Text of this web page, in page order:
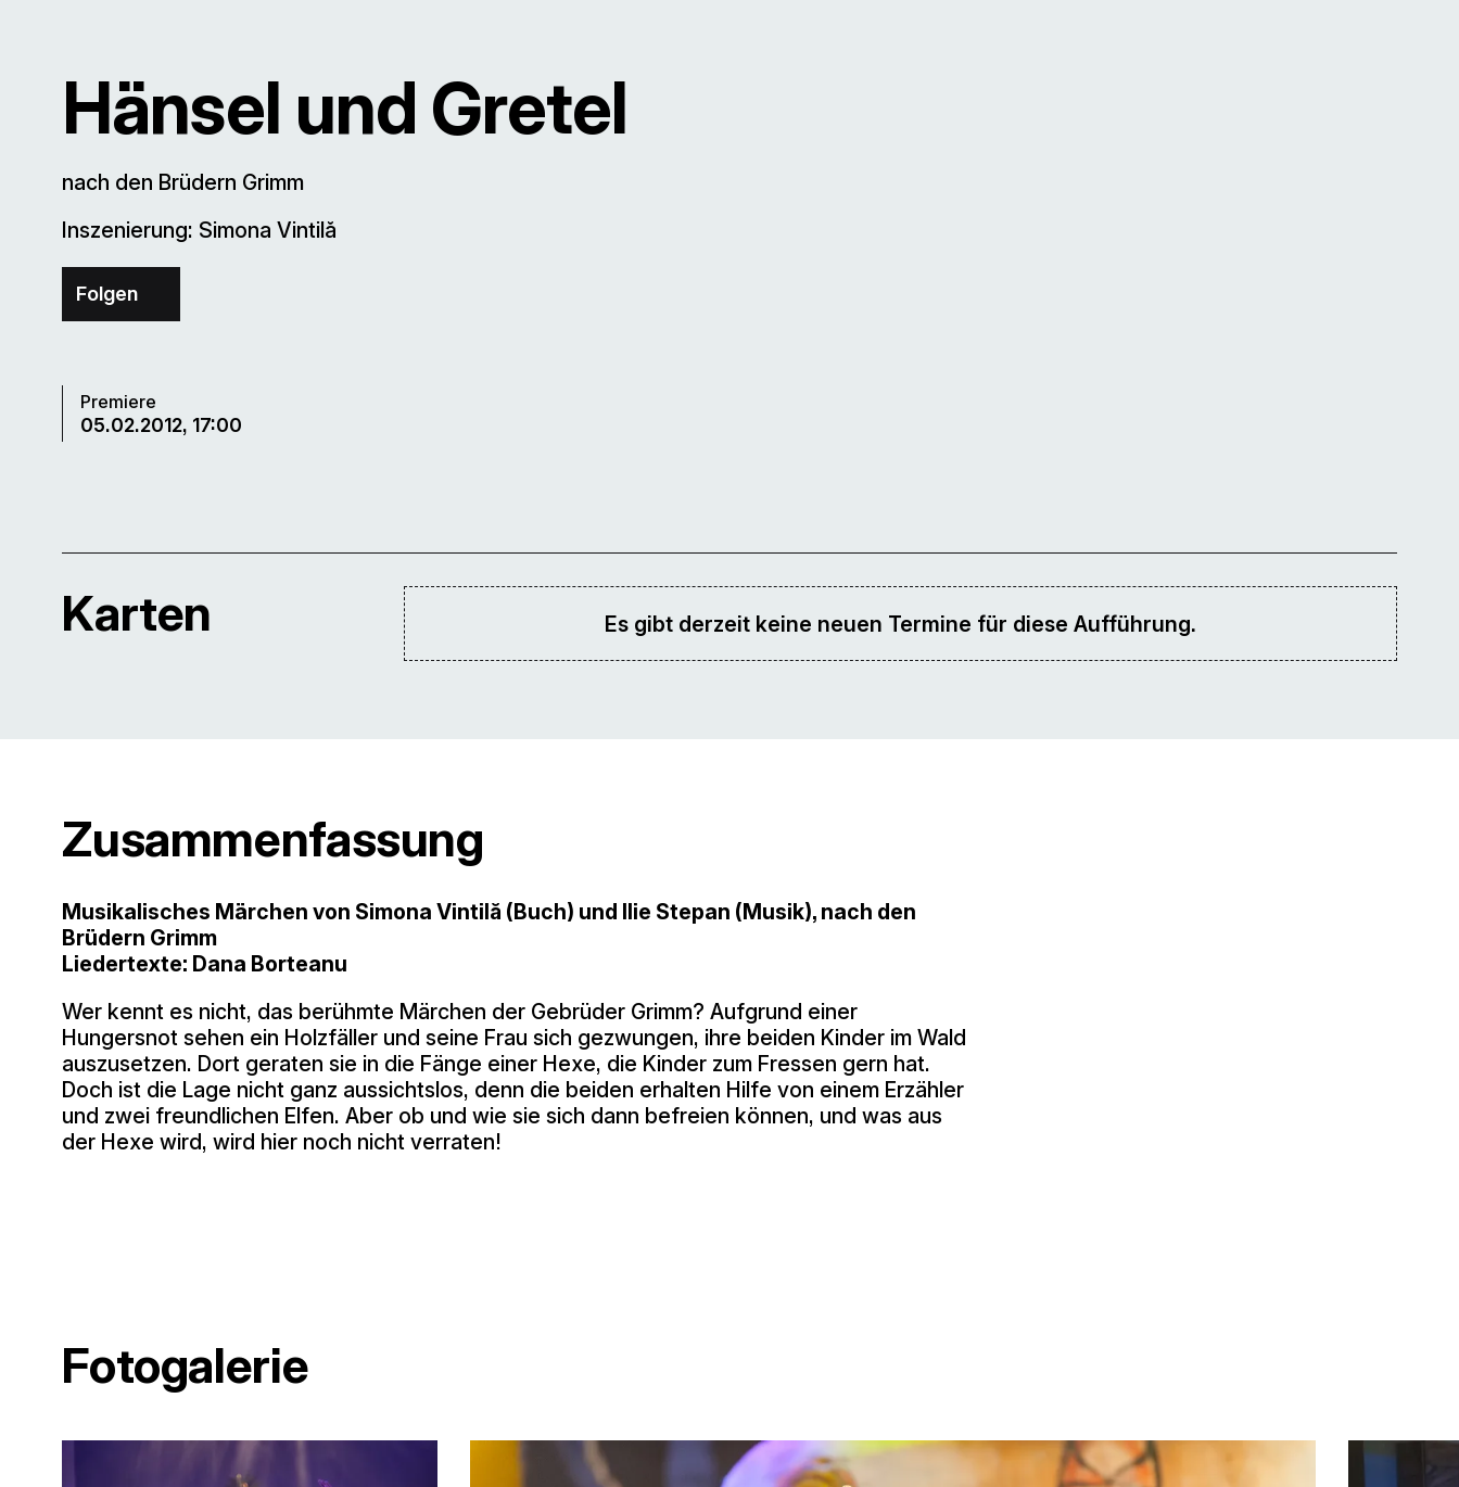
Hänsel und Gretel
nach den Brüdern Grimm
Inszenierung: Simona Vintilă
Folgen
Premiere
05.02.2012, 17:00
Karten Es gibt derzeit keine neuen Termine für diese Aufführung.
Zusammenfassung
Musikalisches Märchen von Simona Vintilă (Buch) und Ilie Stepan (Musik), nach den
Brüdern Grimm
Liedertexte: Dana Borteanu
Wer kennt es nicht, das berühmte Märchen der Gebrüder Grimm? Aufgrund einer
Hungersnot sehen ein Holzfäller und seine Frau sich gezwungen, ihre beiden Kinder im Wald
auszusetzen. Dort geraten sie in die Fänge einer Hexe, die Kinder zum Fressen gern hat.
Doch ist die Lage nicht ganz aussichtslos, denn die beiden erhalten Hilfe von einem Erzähler
und zwei freundlichen Elfen. Aber ob und wie sie sich dann befreien können, und was aus
der Hexe wird, wird hier noch nicht verraten!
Fotogalerie